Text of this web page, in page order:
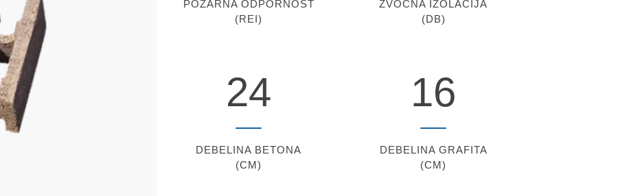
POŽARNA ODPORNOST
(REI)
24
DEBELINA BETONA
(CM)
ZVOČNA IZOLACIJA
(DB)
16
DEBELINA GRAFITA
(CM)